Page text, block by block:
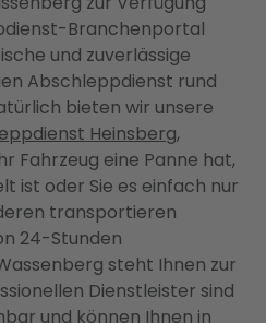
Branchenportal
und zuverlässige
Abschleppdienst rund
bieten wir unsere
Heinsberg,
Fahrzeug eine Panne hat,
ist oder Sie es einfach nur
transportieren
24-Stunden
steht Ihnen zur
Dienstleister sind
und können Ihnen in